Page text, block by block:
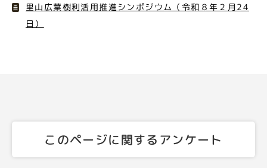
里山広葉樹利活用推進シンポジウム（令和８年２月24
日）
このページに関するアンケート